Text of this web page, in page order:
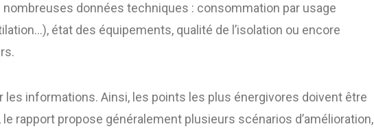
nombreuses données techniques : consommation par usage
état des équipements, qualité de l’isolation ou encore
les informations. Ainsi, les points les plus énergivores doivent être
rapport propose généralement plusieurs scénarios d’amélioration,